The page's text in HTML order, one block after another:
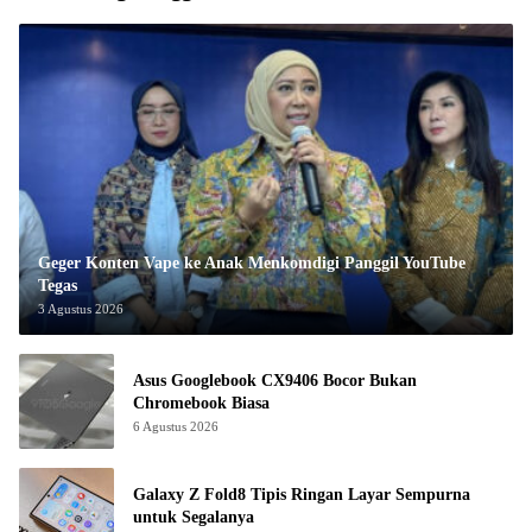
Geger Konten Vape ke Anak Menkomdigi Panggil YouTube
Tegas
3 Agustus 2026
Asus Googlebook CX9406 Bocor Bukan
Chromebook Biasa
6 Agustus 2026
Galaxy Z Fold8 Tipis Ringan Layar Sempurna
untuk Segalanya